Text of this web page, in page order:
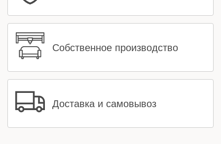
Собственное производство
Доставка и самовывоз